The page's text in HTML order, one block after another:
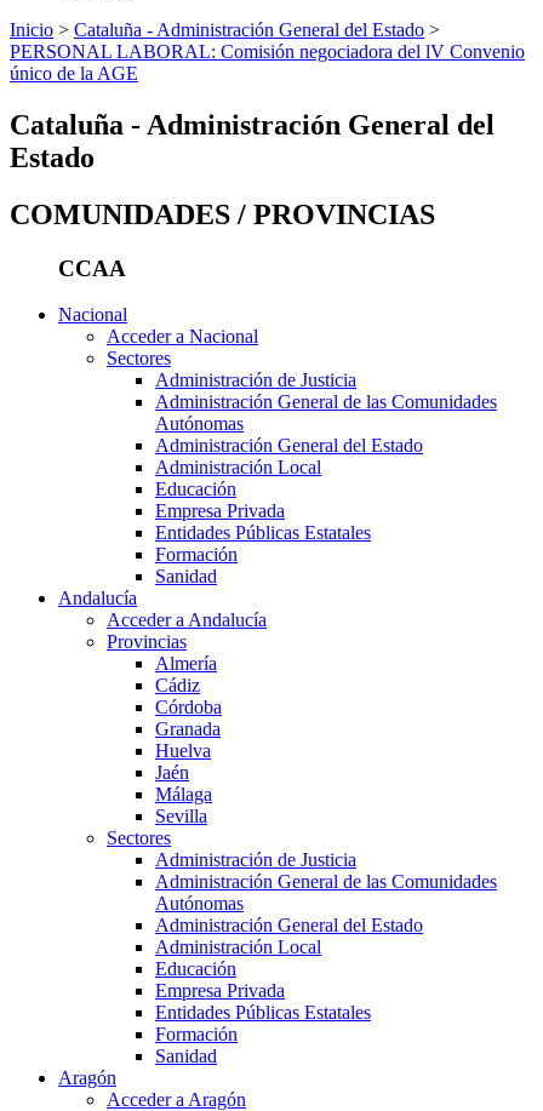
Inicio > Cataluña - Administración General del Estado >
PERSONAL LABORAL: Comisión negociadora del lV Convenio
único de la AGE
Cataluña - Administración General del
Estado
COMUNIDADES / PROVINCIAS
CCAA
Nacional
Acceder a Nacional
Sectores
Administración de Justicia
Administración General de las Comunidades
Autónomas
Administración General del Estado
Administración Local
Educación
Empresa Privada
Entidades Públicas Estatales
Formación
Sanidad
Andalucía
Acceder a Andalucía
Provincias
Almería
Cádiz
Córdoba
Granada
Huelva
Jaén
Málaga
Sevilla
Sectores
Administración de Justicia
Administración General de las Comunidades
Autónomas
Administración General del Estado
Administración Local
Educación
Empresa Privada
Entidades Públicas Estatales
Formación
Sanidad
Aragón
Acceder a Aragón